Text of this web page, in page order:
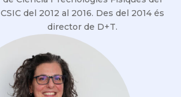
CSIC del 2012 al 2016. Des del 2014 és
director de D+T.